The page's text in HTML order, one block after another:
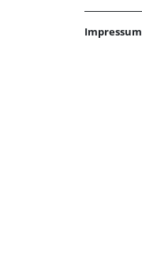
macht.
Impressum